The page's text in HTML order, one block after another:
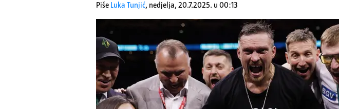
Piše Luka Tunjić, nedjelja, 20.7.2025. u 00:13